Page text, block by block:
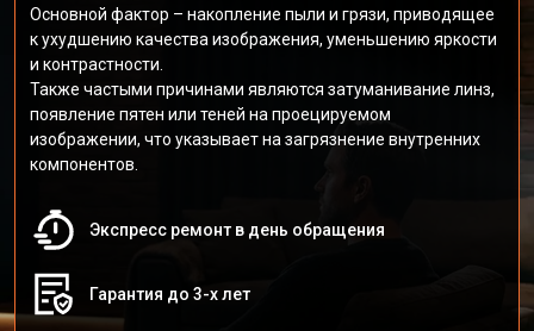
Основной фактор – накопление пыли и грязи, приводящее
к ухудшению качества изображения, уменьшению яркости
и контрастности.
Также частыми причинами являются затуманивание линз,
появление пятен или теней на проецируемом
изображении, что указывает на загрязнение внутренних
компонентов.
Экспресс ремонт в день обращения
Гарантия до 3-х лет